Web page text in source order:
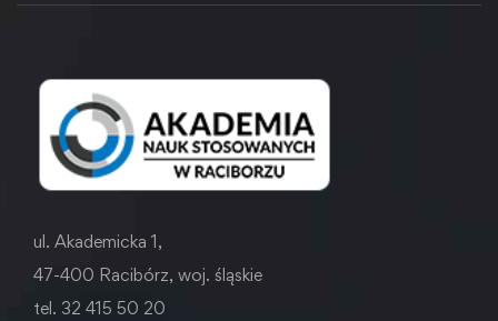
ul. Akademicka 1,
47-400 Racibórz, woj. śląskie
tel. 32 415 50 20